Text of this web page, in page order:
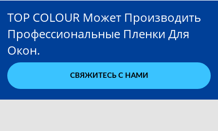
TOP COLOUR Может Производить
Профессиональные Пленки Для
Окон.
СВЯЖИТЕСЬ С НАМИ